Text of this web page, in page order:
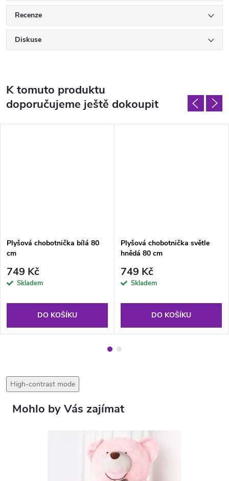
Recenze
Diskuse
K tomuto produktu
doporučujeme ještě dokoupit
Plyšová chobotnička bílá 80
cm
749 Kč
Skladem
DO KOŠÍKU
Plyšová chobotnička světle
hnědá 80 cm
749 Kč
Skladem
DO KOŠÍKU
High-contrast mode